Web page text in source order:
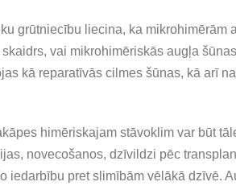
grūtniecību liecina, ka mikrohimērām
vai mikrohimēriskās augļa
kā reparatīvās cilmes šūnas, kā arī
himēriskajam stāvoklim var būt
novecošanos, dzīvildzi pēc
iedarbību pret slimībām vēlākā dzīvē.